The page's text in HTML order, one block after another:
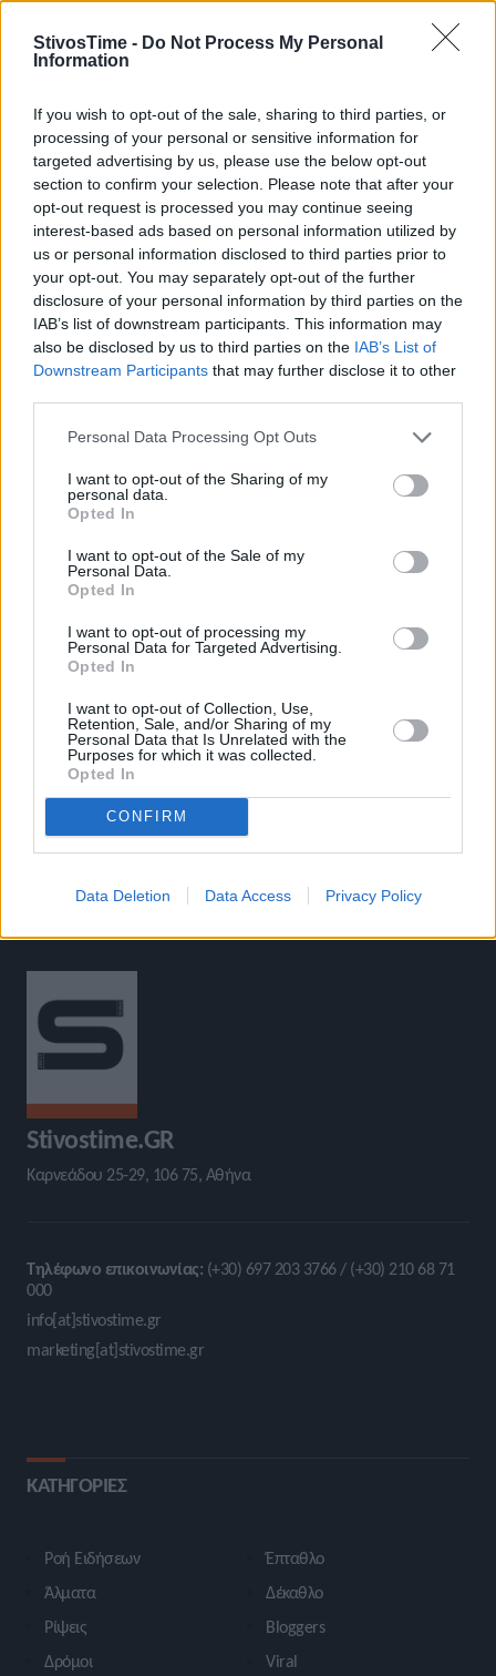
StivosTime - Do Not Process My Personal
Information
If you wish to opt-out of the sale, sharing to third parties, or
processing of your personal or sensitive information for
targeted advertising by us, please use the below opt-out
section to confirm your selection. Please note that after your
opt-out request is processed you may continue seeing
interest-based ads based on personal information utilized by
us or personal information disclosed to third parties prior to
your opt-out. You may separately opt-out of the further
disclosure of your personal information by third parties on the
IAB’s list of downstream participants. This information may
also be disclosed by us to third parties on the IAB’s List of
Downstream Participants that may further disclose it to other
Personal Data Processing Opt Outs
I want to opt-out of the Sharing of my
personal data.
Opted In
I want to opt-out of the Sale of my
Personal Data.
Opted In
I want to opt-out of processing my
Personal Data for Targeted Advertising.
Opted In
I want to opt-out of Collection, Use,
Retention, Sale, and/or Sharing of my
Personal Data that Is Unrelated with the
Purposes for which it was collected.
Opted In
CONFIRM
Data Deletion Data Access Privacy Policy
Τόλης Λελεκίδης
Το άρθρο δεν έχει ακόμα βαθμολογηθεί.
Βαθμολογήστε αυτό το άρθρο:
★
Aσταμάτητοι οι μικροί στο
Βόλο – Koρυφαία επίδοση στην
Ευρώπη
Ο Φέρντιναντ Ομανιάλα 9.98
στα 100μ., δεύτερη επίδοση
στον κόσμο
Stivostime.GR
Καρνεάδου 25-29, 106 75, Αθήνα
Τηλέφωνο επικοινωνίας: (+30) 697 203 3766 / (+30) 210 68 71
000
info[at]stivostime.gr
marketing[at]stivostime.gr
ΚΑΤΗΓΟΡΙΕΣ
Ροή Ειδήσεων
Άλματα
Ρίψεις
Δρόμοι
Έπταθλο
Δέκαθλο
Bloggers
Viral